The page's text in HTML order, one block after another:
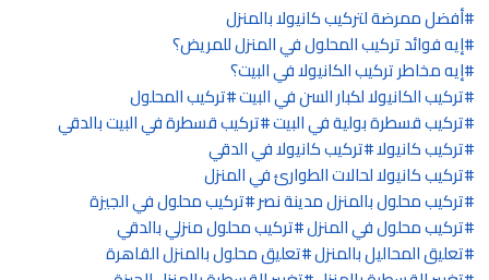
أفضل ممرضة لتركيب كانيولا بالمنزل
إيه فوائد تركيب المحلول في المنزل للمريض؟
إيه مخاطر تركيب الكانيولا في البيت؟
تركيب الكانيولا لكبار السن في البيت تركيب المحلول
تركيب قسطرة بولية في البيت تركيب قسطرة في البيت بالدقي
تركيب كانيولا تركيب كانيولا في الدقي
تركيب كانيولا لحالات الطوارئ في المنزل
تركيب محلول بالمنزل مدينة نصر تركيب محلول في الجيزة
تركيب محلول في المنزل تركيب محلول منزلي بالدقي
تعليق المحاليل بالمنزل تعليق محلول بالمنزل القاهرة